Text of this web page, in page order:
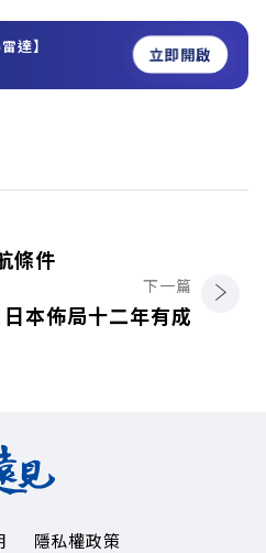
達】 立即開啟
條件
下一篇
本佈局十二年有成
隱私權政策